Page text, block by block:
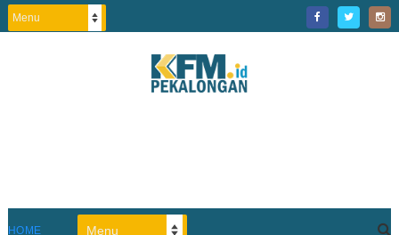
HOME